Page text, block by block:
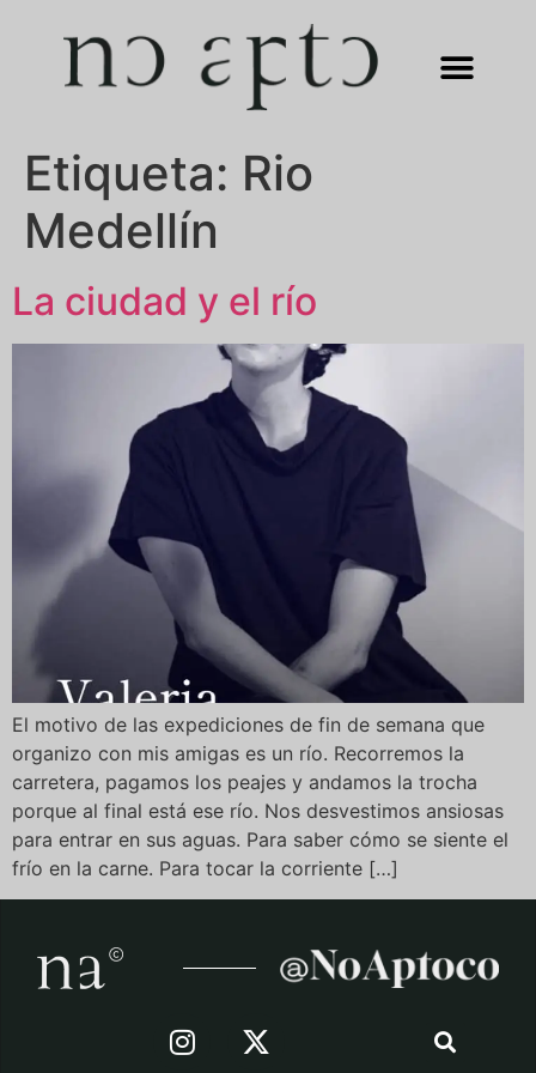
Etiqueta: Rio
Medellín
La ciudad y el río
El motivo de las expediciones de fin de semana que
organizo con mis amigas es un río. Recorremos la
carretera, pagamos los peajes y andamos la trocha
porque al final está ese río. Nos desvestimos ansiosas
para entrar en sus aguas. Para saber cómo se siente el
frío en la carne. Para tocar la corriente […]